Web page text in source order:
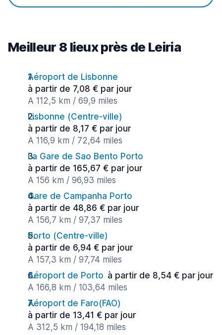
Meilleur 8 lieux près de Leiria
Aéroport de Lisbonne
à partir de 7,08 € par jour
A 112,5 km / 69,9 miles
Lisbonne (Сentre-ville)
à partir de 8,17 € par jour
A 116,9 km / 72,64 miles
La Gare de Sao Bento Porto
à partir de 165,67 € par jour
A 156 km / 96,93 miles
Gare de Campanha Porto
à partir de 48,86 € par jour
A 156,7 km / 97,37 miles
Porto (Сentre-ville)
à partir de 6,94 € par jour
A 157,3 km / 97,74 miles
Aéroport de Porto à partir de 8,54 € par jour
A 166,8 km / 103,64 miles
Aéroport de Faro(FAO)
à partir de 13,41 € par jour
A 312,5 km / 194,18 miles